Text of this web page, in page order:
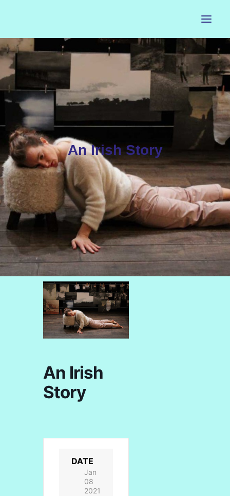
ACCUEIL
LE PETIT BUREAU
CONTACTS
CALENDRIER
ARTISTES
NEWSLETTER
INSTAGRAM
FACEBOOK
An Irish Story
An Irish
Story
DATE
Jan
08
2021